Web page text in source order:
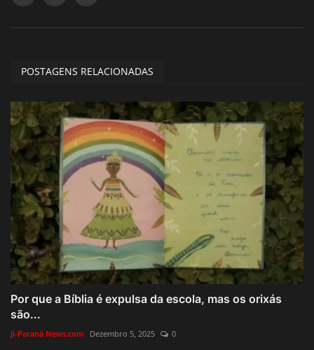
POSTAGENS RELACIONADAS
Por que a Bíblia é expulsa da escola, mas os orixás
são...
Ji-Paraná News.com Dezembro 5, 2025 0